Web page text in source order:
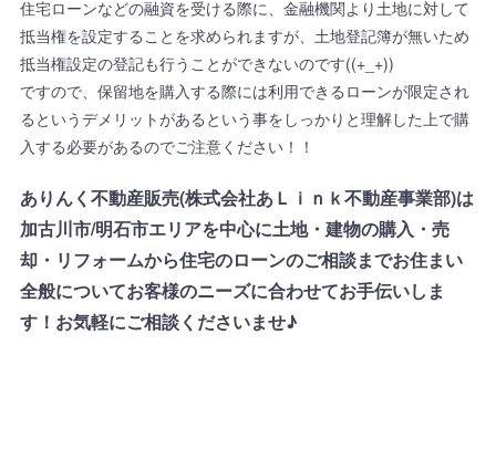
住宅ローンなどの融資を受ける際に、金融機関より土地に対して
抵当権を設定することを求められますが、土地登記簿が無いため
抵当権設定の登記も行うことができないのです((+_+))
ですので、保留地を購入する際には利用できるローンが限定され
るというデメリットがあるという事をしっかりと理解した上で購
入する必要があるのでご注意ください！！
ありんく不動産販売(株式会社あＬｉｎｋ不動産事業部)は
加古川市/明石市エリアを中心に土地・建物の購入・売
却・リフォームから住宅のローンのご相談までお住まい
全般についてお客様のニーズに合わせてお手伝いしま
す！お気軽にご相談くださいませ♪